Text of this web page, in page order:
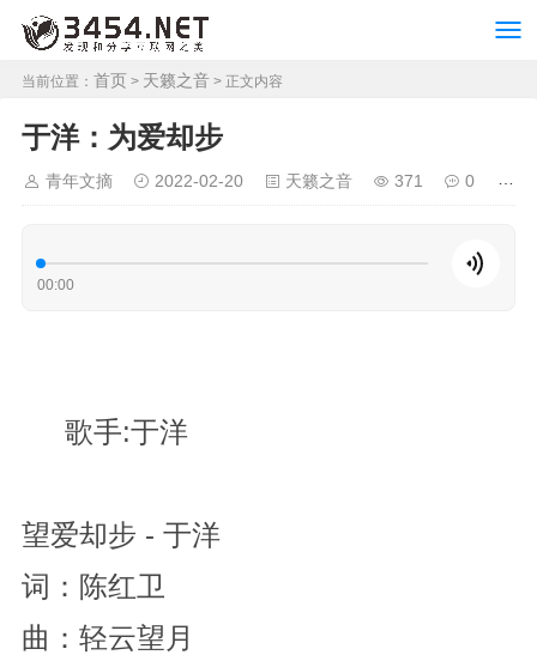
当前位置： 首页 > 天籁之音 > 正文内容
于洋：为爱却步
青年文摘 2022-02-20 天籁之音 371 0
00:00
歌手:于洋
望爱却步 - 于洋
词：陈红卫
曲：轻云望月